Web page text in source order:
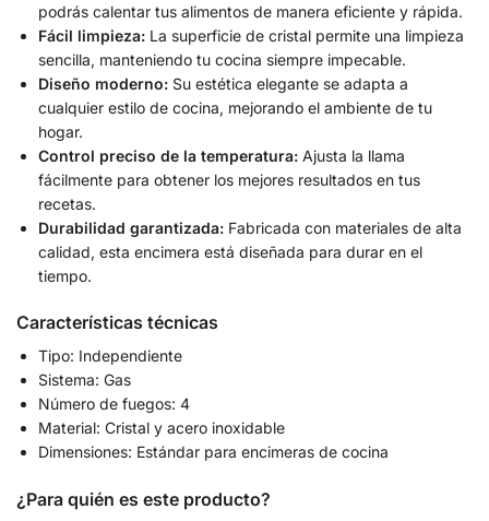
podrás calentar tus alimentos de manera eficiente y rápida.
Fácil limpieza: La superficie de cristal permite una limpieza
sencilla, manteniendo tu cocina siempre impecable.
Diseño moderno: Su estética elegante se adapta a
cualquier estilo de cocina, mejorando el ambiente de tu
hogar.
Control preciso de la temperatura: Ajusta la llama
fácilmente para obtener los mejores resultados en tus
recetas.
Durabilidad garantizada: Fabricada con materiales de alta
calidad, esta encimera está diseñada para durar en el
tiempo.
Características técnicas
Tipo: Independiente
Sistema: Gas
Número de fuegos: 4
Material: Cristal y acero inoxidable
Dimensiones: Estándar para encimeras de cocina
¿Para quién es este producto?